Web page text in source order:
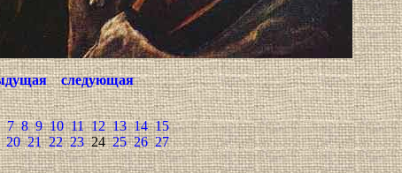
следующая
7 8 9 10 11 12 13 14 15
20 21 22 232425 26 27